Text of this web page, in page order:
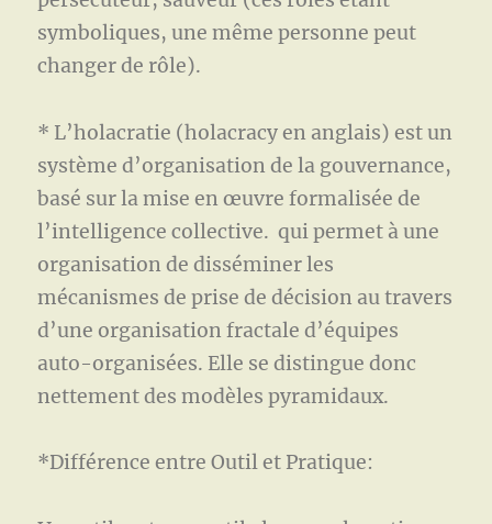
symboliques, une même personne peut
changer de rôle).
* L’holacratie (holacracy en anglais) est un
système d’organisation de la gouvernance,
basé sur la mise en œuvre formalisée de
l’intelligence collective. qui permet à une
organisation de disséminer les
mécanismes de prise de décision au travers
d’une organisation fractale d’équipes
auto-organisées. Elle se distingue donc
nettement des modèles pyramidaux.
*Différence entre Outil et Pratique: